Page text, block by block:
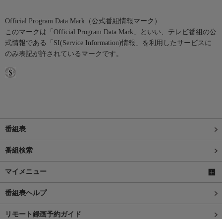
Official Program Data Mark（公式番組情報マーク）
このマークは「Official Program Data Mark」といい、テレビ番組の公
式情報である「SI(Service Information)情報」を利用したサービスに
のみ表記が許されているマークです。
番組表
番組検索
マイメニュー
番組表ヘルプ
リモート録画予約ガイド